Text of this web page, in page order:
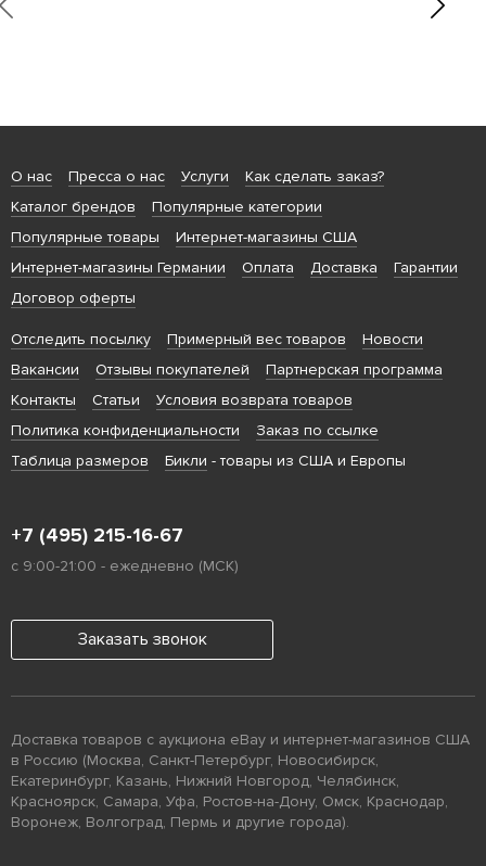
О нас Пресса о нас Услуги
Как сделать заказ?
Каталог брендов
Популярные категории
Популярные товары
Интернет-магазины США
Интернет-магазины Германии
Оплата Доставка
Гарантии
Договор оферты
Отследить посылку Примерный вес товаров
Новости
Вакансии
Отзывы покупателей
Партнерская программа
Контакты
Статьи
Условия возврата товаров
Политика конфиденциальности
Заказ по ссылке
Таблица размеров
Бикли - товары из США и Европы
+7 (495) 215-16-67
с 9:00-21:00 - ежедневно (МСК)
Заказать звонок
Доставка товаров с аукциона eBay и интернет-магазинов США
в Россию (Москва, Санкт-Петербург, Новосибирск,
Екатеринбург, Казань, Нижний Новгород, Челябинск,
Красноярск, Самара, Уфа, Ростов-на-Дону, Омск, Краснодар,
Воронеж, Волгоград, Пермь и другие города).